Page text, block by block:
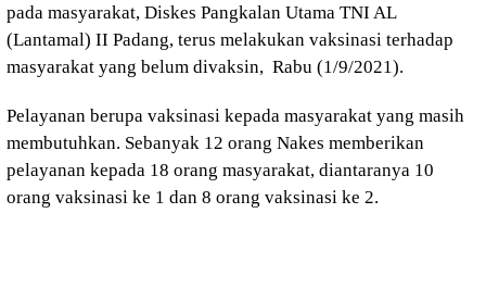
pada masyarakat, Diskes Pangkalan Utama TNI AL
(Lantamal) II Padang, terus melakukan vaksinasi terhadap
masyarakat yang belum divaksin, Rabu (1/9/2021).
Pelayanan berupa vaksinasi kepada masyarakat yang masih
membutuhkan. Sebanyak 12 orang Nakes memberikan
pelayanan kepada 18 orang masyarakat, diantaranya 10
orang vaksinasi ke 1 dan 8 orang vaksinasi ke 2.